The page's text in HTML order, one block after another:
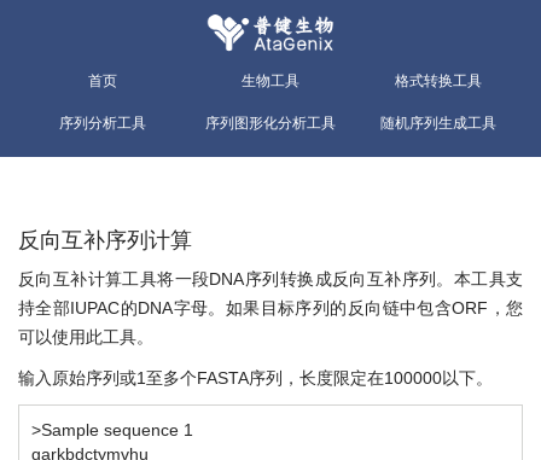
首页 生物工具 格式转换工具
序列分析工具 序列图形化分析工具 随机序列生成工具
反向互补序列计算
反向互补计算工具将一段DNA序列转换成反向互补序列。本工具支
持全部IUPAC的DNA字母。如果目标序列的反向链中包含ORF，您
可以使用此工具。
输入原始序列或1至多个FASTA序列，长度限定在100000以下。